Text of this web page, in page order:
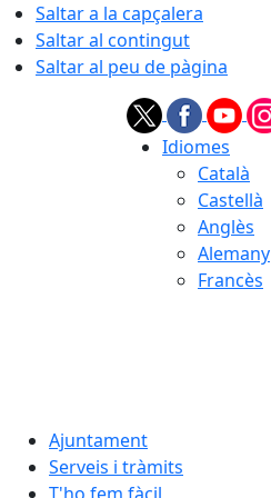
Saltar a la capçalera
Saltar al contingut
Saltar al peu de pàgina
Idiomes
Català
Castellà
Anglès
Alemany
Francès
Ajuntament
Serveis i tràmits